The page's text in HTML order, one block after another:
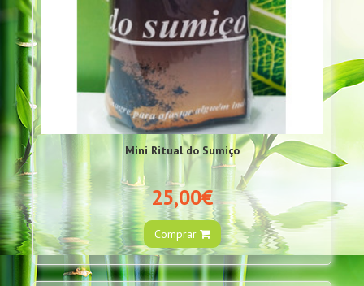
Mini Ritual do Sumiço
25,00€
Comprar